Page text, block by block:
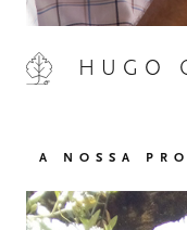
HUGO
A NOSSA